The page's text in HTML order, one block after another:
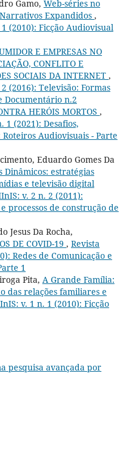
Gamo, Web-séries no
Expandidos ,
(2010): Ficção Audiovisual
E EMPRESAS NO
CONFLITO E
SOCIAIS DA INTERNET ,
(2016): Televisão: Formas
Documentário n.2
HERÓIS MORTOS ,
1 (2021): Desafios,
Roteiros Audiovisuais - Parte
Eduardo Gomes Da
Dinâmicos: estratégias
e televisão digital
v. 2 n. 2 (2011):
processos de construção de
Jesus Da Rocha,
DE COVID-19 , Revista
Redes de Comunicação e
1
Pita, A Grande Família:
das relações familiares e
v. 1 n. 1 (2010): Ficção
pesquisa avançada por